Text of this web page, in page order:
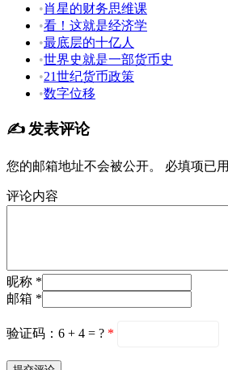
•肖星的财务思维课
•看！这就是经济学
•最底层的十亿人
•世界史就是一部货币史
•21世纪货币政策
•数字位移
✍️ 发表评论
您的邮箱地址不会被公开。 必填项已用
评论内容
昵称 *
邮箱 *
验证码：6 + 4 = ? *